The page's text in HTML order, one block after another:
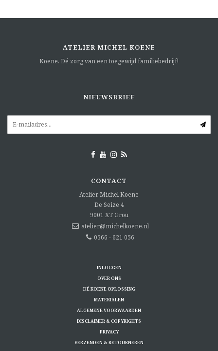
ATELIER MICHEL KOENE
Koene. Dé zorg van een toegewijd familiebedrijf!
NIEUWSBRIEF
CONTACT
Atelier Michel Koene
De Seize 4
9001 XT Grou
atelier@michelkoene.nl
0566 - 621 056
INLOGGEN
OVER ONS
DÉ KOENE OPLOSSING
MATERIALEN
ALGEMENE VOORWAARDEN
DISCLAIMER & COPYRIGHTS
PRIVACY
VERZENDEN & RETOURNEREN